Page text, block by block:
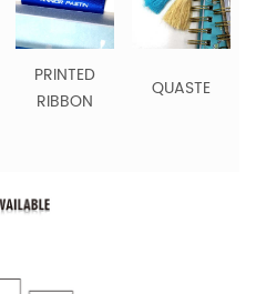
PRINTED
RIBBON
QUASTE